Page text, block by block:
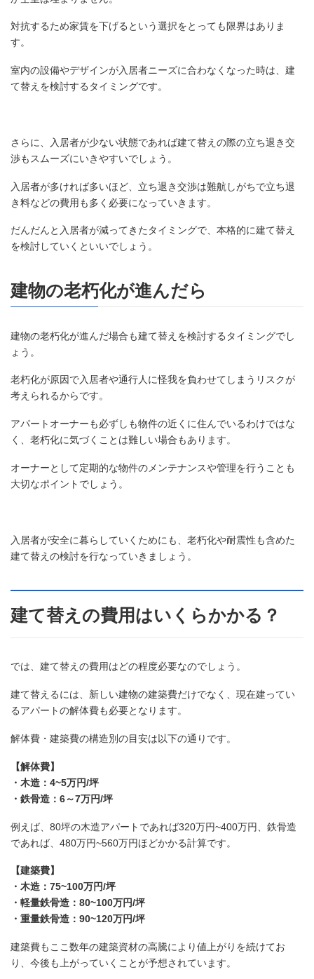
対抗するため家賃を下げるという選択をとっても限界はありま
す。
室内の設備やデザインが入居者ニーズに合わなくなった時は、建
て替えを検討するタイミングです。
さらに、入居者が少ない状態であれば建て替えの際の立ち退き交
渉もスムーズにいきやすいでしょう。
入居者が多ければ多いほど、立ち退き交渉は難航しがちで立ち退
き料などの費用も多く必要になっていきます。
だんだんと入居者が減ってきたタイミングで、本格的に建て替え
を検討していくといいでしょう。
建物の老朽化が進んだら
建物の老朽化が進んだ場合も建て替えを検討するタイミングでし
ょう。
老朽化が原因で入居者や通行人に怪我を負わせてしまうリスクが
考えられるからです。
アパートオーナーも必ずしも物件の近くに住んでいるわけではな
く、老朽化に気づくことは難しい場合もあります。
オーナーとして定期的な物件のメンテナンスや管理を行うことも
大切なポイントでしょう。
入居者が安全に暮らしていくためにも、老朽化や耐震性も含めた
建て替えの検討を行なっていきましょう。
建て替えの費用はいくらかかる？
では、建て替えの費用はどの程度必要なのでしょう。
建て替えるには、新しい建物の建築費だけでなく、現在建ってい
るアパートの解体費も必要となります。
解体費・建築費の構造別の目安は以下の通りです。
【解体費】
・木造：4~5万円/坪
・鉄骨造：6～7万円/坪
例えば、80坪の木造アパートであれば320万円~400万円、鉄骨造
であれば、480万円~560万円ほどかかる計算です。
【建築費】
・木造：75~100万円/坪
・軽量鉄骨造：80~100万円/坪
・重量鉄骨造：90~120万円/坪
建築費もここ数年の建築資材の高騰により値上がりを続けてお
り、今後も上がっていくことが予想されています。